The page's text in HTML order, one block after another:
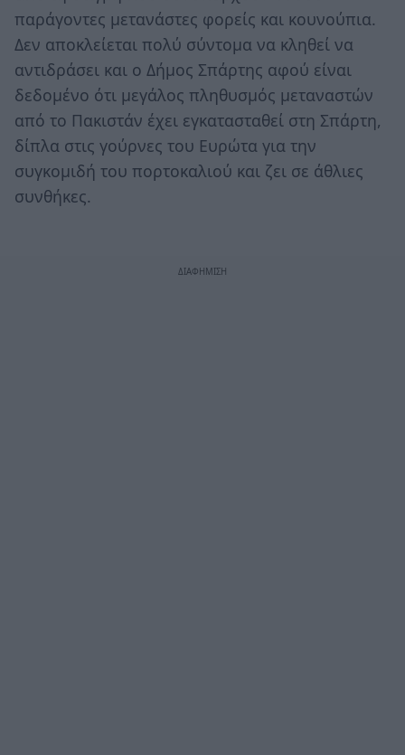
παράγοντες μετανάστες φορείς και κουνούπια.
Δεν αποκλείεται πολύ σύντομα να κληθεί να
αντιδράσει και ο Δήμος Σπάρτης αφού είναι
δεδομένο ότι μεγάλος πληθυσμός μεταναστών
από το Πακιστάν έχει εγκατασταθεί στη Σπάρτη,
δίπλα στις γούρνες του Ευρώτα για την
συγκομιδή του πορτοκαλιού και ζει σε άθλιες
συνθήκες.